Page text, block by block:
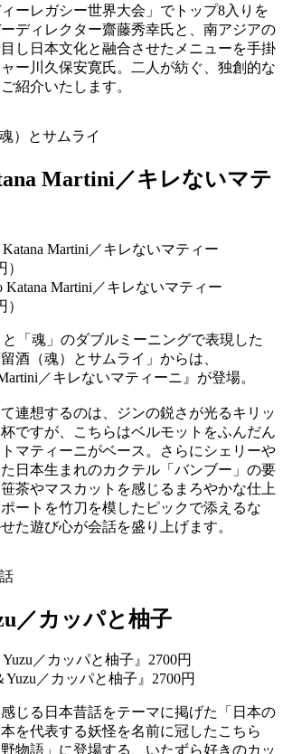
ーレガシー世界大会」でトップ8入りを
ディレクター齋藤秀幸氏と、南アジアの
し日本文化と融合させたメニューを手掛
ー川久保安寛氏。二人が紡ぐ、独創的な
紹介いたします。
）とサムライ
Martini／キレないマテ
Katana Martini／キレないマティー
「魂」のダブルミーニングで表現した
酒（魂）とサムライ」からは、
Martini／キレないマティーニ』が登場。
連想するのは、ジンの鋭さが光るキリッ
ですが、こちらはベルモットをふんだん
マティーニがベース。さらにシェリーや
日本生まれのカクテル「バンブー」の要
茶やマスカットを感じるまろやかな仕上
ートを竹刀を模したピックで添えるな
た遊び心が会話を盛り上げます。
／カッパと柚子
／カッパと柚子』2700円
じる日本昔話をテーマに掲げた「日本の
を代表する妖怪を名前に冠したこちら
物語」に登場する、いたずら好きのカッ